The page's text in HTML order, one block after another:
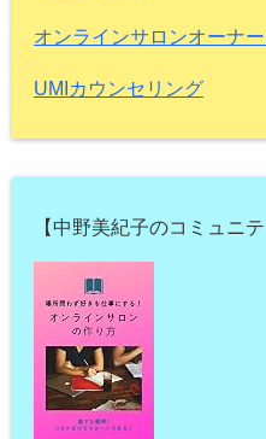
オンラインサロンオーナ
UMIカウンセリング
【中野美紀子のコミュニ